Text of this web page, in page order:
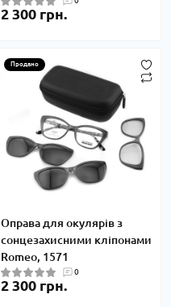
2 300 грн.
Продано
Оправа для окулярів з
сонцезахисними кліпонами
Romeo, 1571
0
2 300 грн.